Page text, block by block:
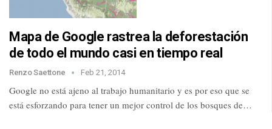
Mapa de Google rastrea la deforestación
de todo el mundo casi en tiempo real
Renzo Saettone Feb 21, 2014
Google no está ajeno al trabajo humanitario y es por eso que se
está esforzando para tener un mejor control de los bosques de…